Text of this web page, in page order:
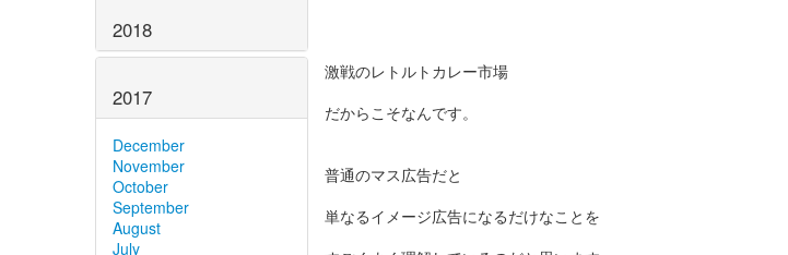
2018
2017
December
November
October
September
August
July
激戦のレトルトカレー市場
だからこそなんです。
普通のマス広告だと
単なるイメージ広告になるだけなことを